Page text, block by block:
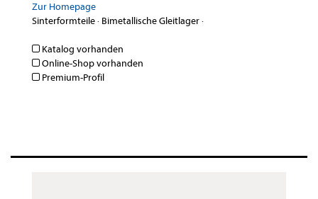
Zur Homepage
Sinterformteile· Bimetallische Gleitlager·
Katalog vorhanden
Online-Shop vorhanden
Premium-Profil